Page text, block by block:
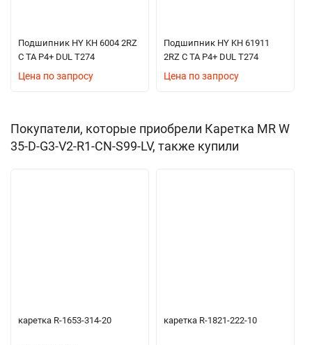
Подшипник HY KH 6004 2RZ
C TA P4+ DUL T274
Цена по запросу
Подшипник HY KH 61911
2RZ C TA P4+ DUL T274
Цена по запросу
Покупатели, которые приобрели Каретка MR W
35-D-G3-V2-R1-CN-S99-LV, также купили
каретка R-1653-314-20 каретка R-1821-222-10